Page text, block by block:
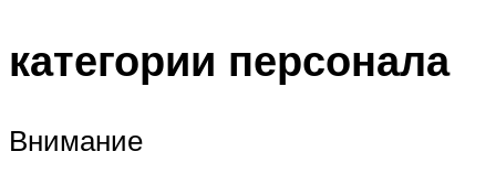
категории персонала
Внимание